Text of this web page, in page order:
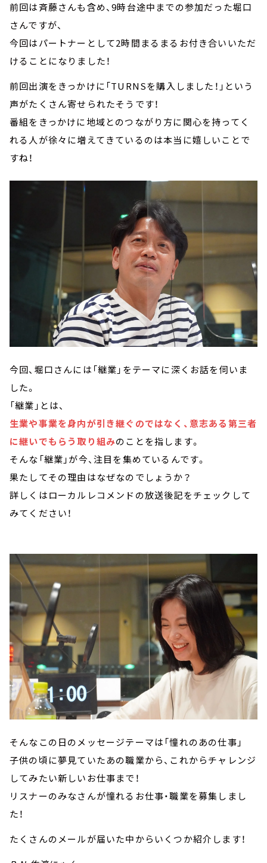
前回は斉藤さんも含め、9時台途中までの参加だった堀口
さんですが、
今回はパートナーとして2時間まるまるお付き合いいただ
けることになりました！
前回出演をきっかけに「TURNSを購入しました！」という
声がたくさん寄せられたそうです！
番組をきっかけに地域とのつながり方に関心を持ってく
れる人が徐々に増えてきているのは本当に嬉しいことで
すね！
今回、堀口さんには「継業」をテーマに深くお話を伺いま
した。
「継業」とは、
生業や事業を身内が引き継ぐのではなく、意志ある第三者
に継いでもらう取り組みのことを指します。
そんな「継業」が今、注目を集めているんです。
果たしてその理由はなぜなのでしょうか？
詳しくはローカルレコメンドの放送後記をチェックして
みてください！
そんなこの日のメッセージテーマは「憧れのあの仕事」
子供の頃に夢見ていたあの職業から、これからチャレンジ
してみたい新しいお仕事まで！
リスナーのみなさんが憧れるお仕事・職業を募集しまし
た！
たくさんのメールが届いた中からいくつか紹介します！